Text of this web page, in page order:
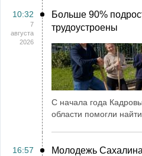
10:32
7
августа
2026
Больше 90%
трудоустроены
С начала года
области помогли
16:57
Молодежь